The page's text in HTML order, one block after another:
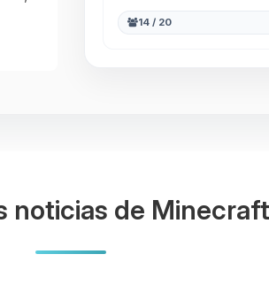
14 / 20
noticias de Minecraft